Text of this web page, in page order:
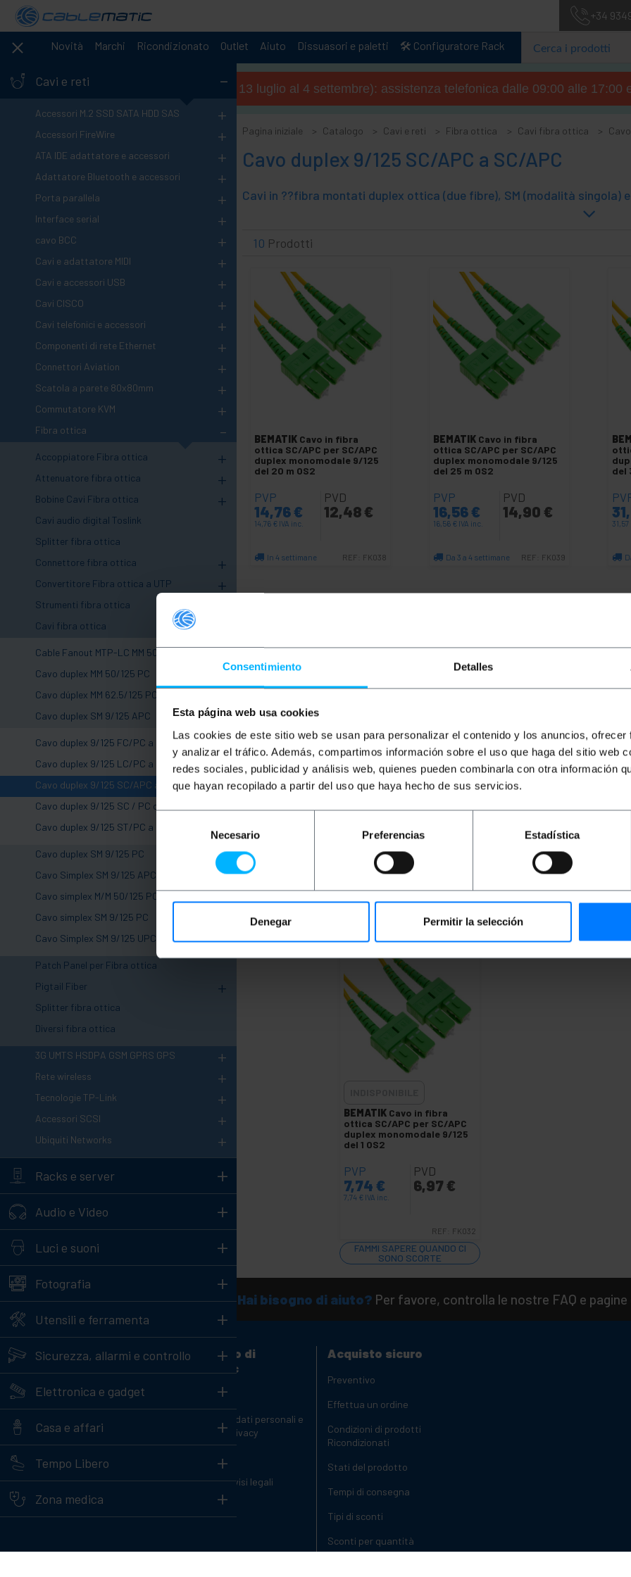
Consentimiento Detalles
Esta página web usa cookies
Las cookies de este sitio web se usan para personalizar el contenido y los anuncios,
y analizar el tráfico. Además, compartimos información sobre el uso que haga del sitio web
redes sociales, publicidad y análisis web, quienes pueden combinarla con otra información
que hayan recopilado a partir del uso que haya hecho de sus servicios.
consentimiento
Necesario Preferencias Estadística
Denegar Permitir la selección
+34
Novità Marchi Ricondizionato Outlet Aiuto Dissuasori e paletti 🛠️ Configuratore Rack
Cavi e reti -
Accessori M.2 SSD SATA HDD SAS +
Accessori FireWire +
ATA IDE adattatore e accessori +
Adattatore Bluetooth e accessori +
Porta parallela +
Interface serial +
cavo BCC +
Cavi e adattatore MIDI +
Cavi e accessori USB +
Cavi CISCO +
Cavi telefonici e accessori +
Componenti di rete Ethernet +
Connettori Aviation +
Scatola a parete 80x80mm +
Commutatore KVM +
Fibra ottica -
Accoppiatore Fibra ottica +
Attenuatore fibra ottica +
Bobine Cavi Fibra ottica +
Cavi audio digital Toslink
Splitter fibra ottica
Connettore fibra ottica
+
Convertitore Fibra ottica a UTP +
Strumenti fibra ottica
Cavi fibra ottica
Cable Fanout MTP-LC MM 50/125 PC
Cavo duplex MM 50/125 PC
+
Cavo dúplex MM 62.5/125 PC +
Cavo duplex SM 9/125 APC -
Cavo duplex 9/125 FC/PC a SC/APC
Cavo duplex 9/125 LC/PC a SC/APC
Cavo duplex 9/125 SC/APC a SC/APC
Cavo duplex 9/125 ST/PC a ST/APC
Cavo duplex SM 9/125 PC +
Cavo Simplex SM 9/125 APC +
Cavo simplex M/M 50/125 PC +
Cavo simplex SM 9/125 PC
Cavo Simplex SM 9/125 UPC
Patch Panel per Fibra ottica
Pigtail Fiber
+
Splitter fibra ottica
Diversi fibra ottica
3G UMTS HSDPA GSM GPRS GPS +
Rete wireless +
Tecnologie TP-Link +
Accessori SCSI +
Ubiquiti Networks +
Racks e server +
Audio e Video +
Luci e suoni +
Fotografia +
Utensili e ferramenta +
Sicurezza, allarmi e controllo +
Elettronica e gadget +
Casa e affari +
Tempo Libero +
Zona medica +
Orario estivo (dal 13 luglio al 4 settembre): assistenza telefonica dalle 09:00 alle 17:00
Pagina iniziale Catalogo Cavi e reti Fibra ottica Cavi fibra ottica
Cavo duplex 9/125 SC/APC a SC/APC
10 Prodotti
BEMATIK Cavo in fibra
ottica SC/APC per SC/APC
duplex monomodale 9/125
del 20 m OS2
PVP
14,76€
14,76 € IVA inc.
PVD
12,48 €
In 4 settimane REF: FK038
BEMATIK Cavo in fibra
ottica SC/APC per SC/APC
duplex monomodale 9/125
del 25 m OS2
PVP
16,56€
16,56 € IVA inc.
PVD
14,90 €
Da 3 a 4 settimane REF: FK039
del
31,57
BEMATIK Cavo in fibra
ottica SC/APC per SC/APC
del 5 OS2
PVP
9,18
Consegna immediataREF: FK035
BEMATIK Cavo in fibra
ottica SC/APC per SC/APC
del 15 m OS2
PVD
11,66€
Consegna immediataREF: FK037
BEMATIK Cavo in fibra
ottica SC/APC per SC/APC
duplex monomodale 9/125
del 1 OS2
PVP
7,74€
7,74 € IVA inc.
PVD
6,97 €
REF: FK032
FAMMI SAPERE QUANDO CI
SONO SCORTE
Hai bisogno di aiuto? Per favore, controlla le nostre FAQ e pagine
Servizio Clienti
Sei un produttore o un
distributore?
Canale reclami
Carrelli di ricarica per laptop e
tablet
A proposito di
Cablematic
Il nostro team
Protezione dei dati personali e
politica sulla privacy
Copyright e avvisi legali
Acquisto sicuro
Preventivo
Effettua un ordine
Condizioni di prodotti
Ricondizionati
Stati del prodotto
Tempi di consegna
Tipi di sconti
Sconti per quantità